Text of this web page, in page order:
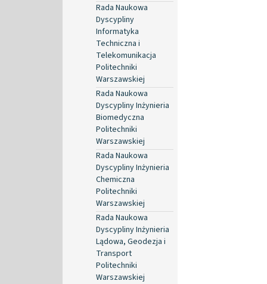
Rada Naukowa
Dyscypliny
Informatyka
Techniczna i
Telekomunikacja
Politechniki
Warszawskiej
Rada Naukowa
Dyscypliny Inżynieria
Biomedyczna
Politechniki
Warszawskiej
Rada Naukowa
Dyscypliny Inżynieria
Chemiczna
Politechniki
Warszawskiej
Rada Naukowa
Dyscypliny Inżynieria
Lądowa, Geodezja i
Transport
Politechniki
Warszawskiej